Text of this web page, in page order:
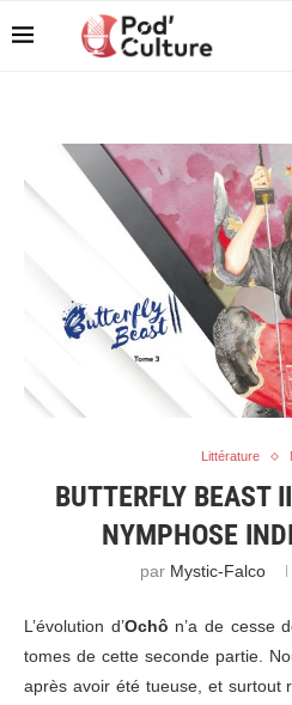
Littérature
BUTTERFLY BEAST
NYMPHOSE
par Mystic-Falco
L’évolution d’Ochô n’a de cesse
tomes de cette seconde partie.
après avoir été tueuse, et surtout